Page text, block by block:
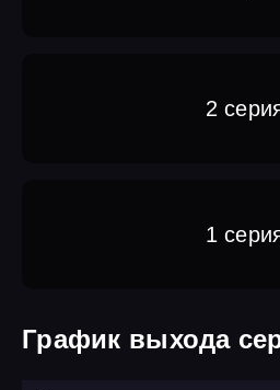
2
1
График выхода